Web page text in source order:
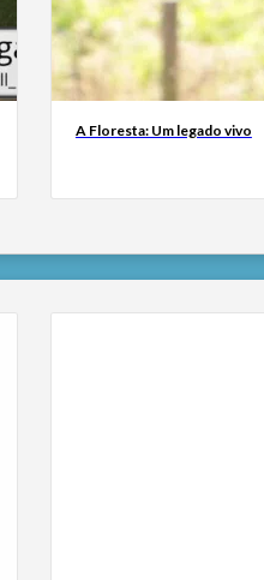
A Floresta: Um legado vivo